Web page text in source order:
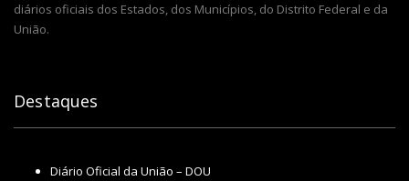
diários oficiais dos Estados, dos Municípios, do Distrito Federal e da
União.
Destaques
Diário Oficial da União – DOU